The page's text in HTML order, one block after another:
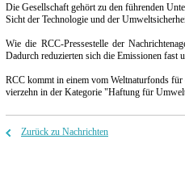
Die Gesellschaft gehört zu den führenden
Sicht der Technologie und der
Wie die RCC-Pressestelle der
Dadurch reduzierten sich die Emissionen fast
RCC kommt in einem vom Weltnaturfonds
vierzehn in der Kategorie "Haftung für
Zurück zu Nachrichten